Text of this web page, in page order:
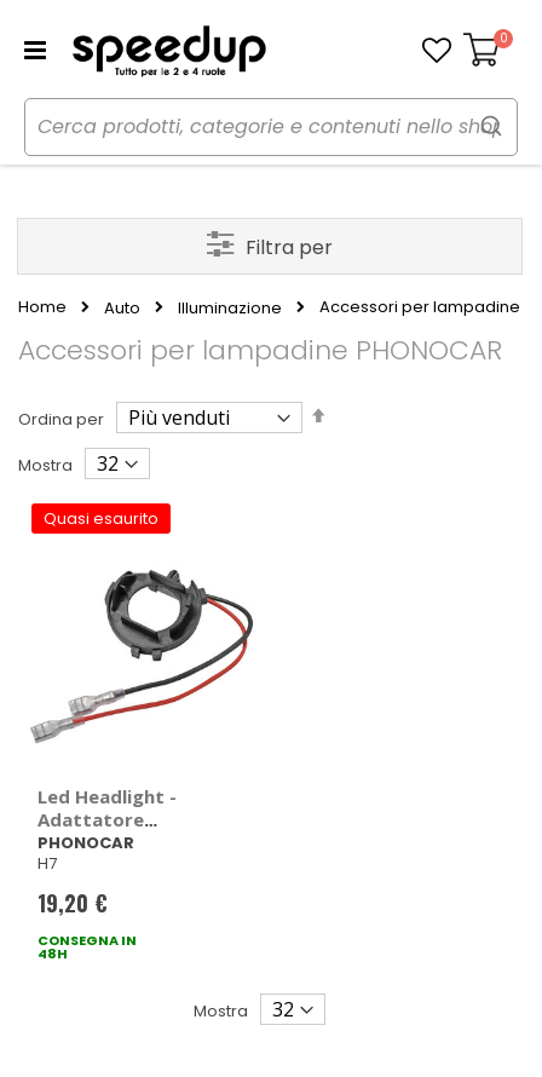
Carrello
0
Home Auto Illuminazione Accessori per lampadine
Accessori per lampadine PHONOCAR
Ordina per
Imposta
Mostra
Quasi esaurito
Led Headlight -
Adattatore
portalampada -
PHONOCAR
Volkswagen Golf VI,
Golf VII, Scirocco
PHONOCAR
H7
19,20 €
CONSEGNA IN
48H
Mostra
Filtra per